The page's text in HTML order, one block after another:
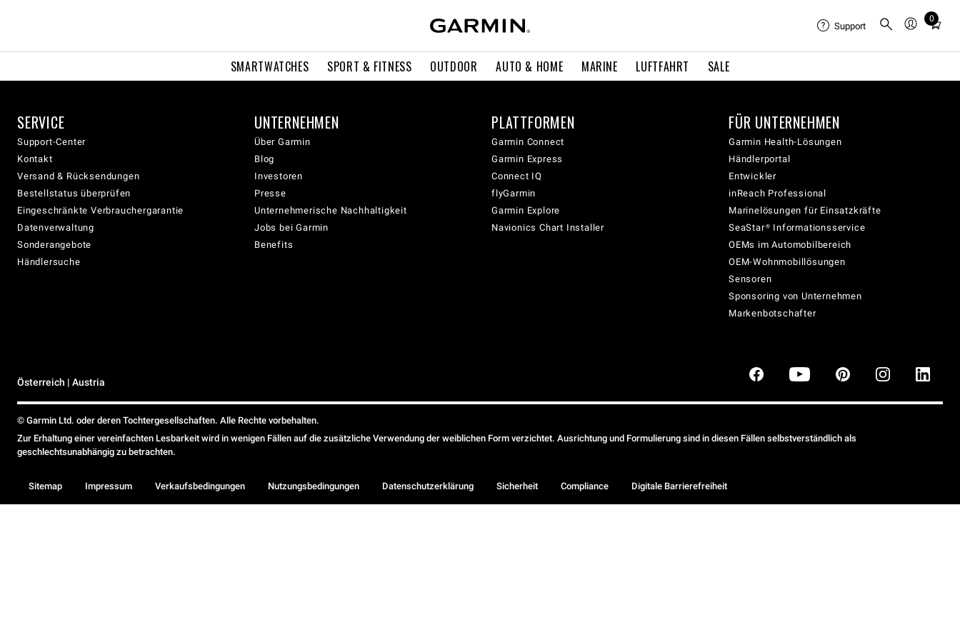
SMARTWATCHES SPORT & FITNESS OUTDOOR AUTO & HOME MARINE LUFTFAHRT SALE
Support
0
Total
cart:
SERVICE
Support-Center
Kontakt
Versand & Rücksendungen
Bestellstatus überprüfen
Eingeschränkte Verbrauchergarantie
Datenverwaltung
Sonderangebote
Händlersuche
UNTERNEHMEN
Über Garmin
Blog
Investoren
Presse
Unternehmerische Nachhaltigkeit
Jobs bei Garmin
Benefits
PLATTFORMEN
Garmin Connect
Garmin Express
Connect IQ
flyGarmin
Garmin Explore
Navionics Chart Installer
FÜR UNTERNEHMEN
Garmin Health-Lösungen
Händlerportal
Entwickler
inReach Professional
Marinelösungen für Einsatzkräfte
SeaStar® Informationsservice
OEMs im Automobilbereich
OEM-Wohnmobillösungen
Sensoren
Sponsoring von Unternehmen
Markenbotschafter
Österreich | Austria
© Garmin Ltd. oder deren Tochtergesellschaften. Alle Rechte vorbehalten.
Zur Erhaltung einer vereinfachten Lesbarkeit wird in wenigen Fällen auf die zusätzliche Verwendung der weiblichen Form verzichtet. Ausrichtung und Formulierung sind in diesen Fällen selbstverständlich als
geschlechtsunabhängig zu betrachten.
Sitemap Impressum Verkaufsbedingungen Nutzungsbedingungen Datenschutzerklärung Sicherheit Compliance Digitale Barrierefreiheit